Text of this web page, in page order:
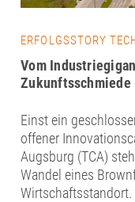
ERFOLGSSTORY
Vom
Zukunftsschmiede
Einst ein
offener
Augsburg (TCA)
Wandel eines
Wirtschaftsstandort.